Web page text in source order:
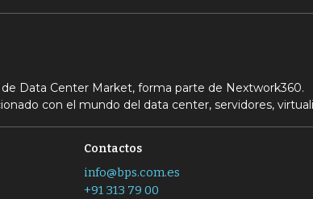
Data Center Market, forma parte de Nextwork360.
con el mundo del data center, servidores,
Contactos
info@bps.com.es
+91 313 79 00